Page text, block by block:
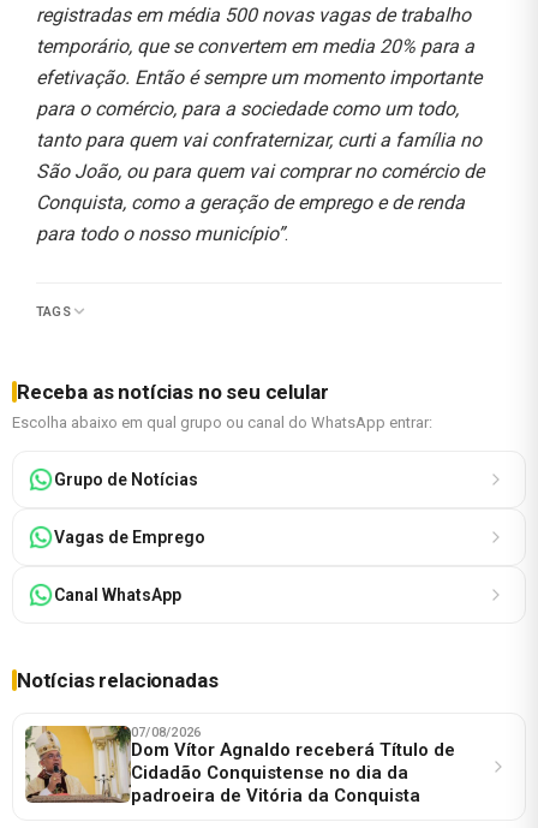
registradas em média 500 novas vagas de trabalho
temporário, que se convertem em media 20% para a
efetivação. Então é sempre um momento importante
para o comércio, para a sociedade como um todo,
tanto para quem vai confraternizar, curti a família no
São João, ou para quem vai comprar no comércio de
Conquista, como a geração de emprego e de renda
para todo o nosso município”.
TAGS
Receba as notícias no seu celular
Escolha abaixo em qual grupo ou canal do WhatsApp entrar:
Grupo de Notícias
Vagas de Emprego
Canal WhatsApp
Notícias relacionadas
07/08/2026
Dom Vítor Agnaldo receberá Título de
Cidadão Conquistense no dia da
padroeira de Vitória da Conquista